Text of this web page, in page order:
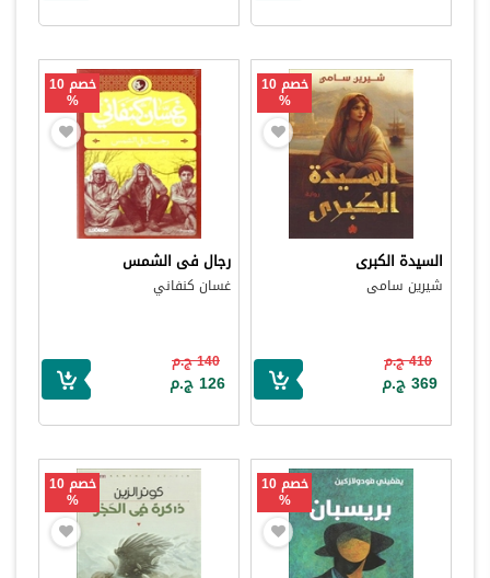
خصم 10
%
السيدة الكبرى
شيرين سامى
410 ج.م
369 ج.م
خصم 10
%
رجال فى الشمس
غسان كنفاني
140 ج.م
126 ج.م
خصم 10
%
خصم 10
%